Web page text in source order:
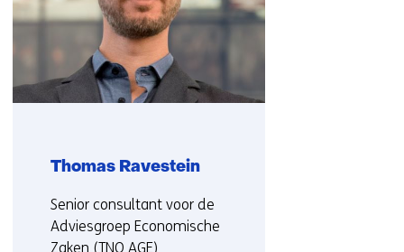
Thomas Ravestein
Functie:
Senior consultant voor de
Adviesgroep Economische
Zaken (TNO AGE)